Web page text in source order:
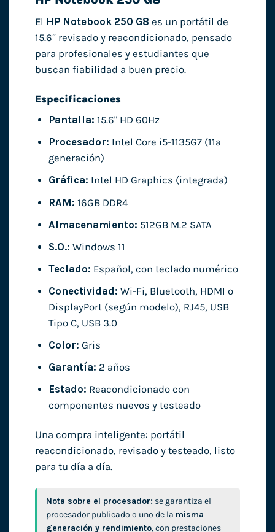
El HP Notebook 250 G8 es un portátil de
15.6″ revisado y reacondicionado, pensado
para profesionales y estudiantes que
buscan fiabilidad a buen precio.
Especificaciones
Pantalla: 15.6" HD 60Hz
Procesador: Intel Core i5-1135G7 (11ª
generación)
Gráfica: Intel HD Graphics (integrada)
RAM: 16GB DDR4
Almacenamiento: 512GB M.2 SATA
S.O.: Windows 11
Teclado: Español, con teclado numérico
Conectividad: Wi-Fi, Bluetooth, HDMI o
DisplayPort (según modelo), RJ45, USB
Tipo C, USB 3.0
Color: Gris
Garantía: 2 años
Estado: Reacondicionado con
componentes nuevos y testeado
Una compra inteligente: portátil
reacondicionado, revisado y testeado, listo
para tu día a día.
Nota sobre el procesador: se garantiza el
procesador publicado o uno de la misma
generación y rendimiento, con prestaciones